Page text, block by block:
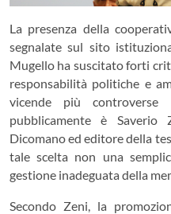
La presenza della
segnalate sul sito
Mugello ha suscitato forti
responsabilità politiche e
vicende più
pubblicamente è Saverio
Dicomano ed editore della
tale scelta non una
gestione inadeguata della
Secondo Zeni, la